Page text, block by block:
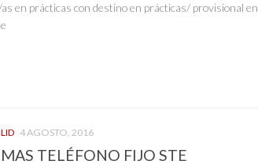
en prácticas con destino en prácticas/ provisional en
4 AGOSTO, 2016
TELÉFONO FIJO STE